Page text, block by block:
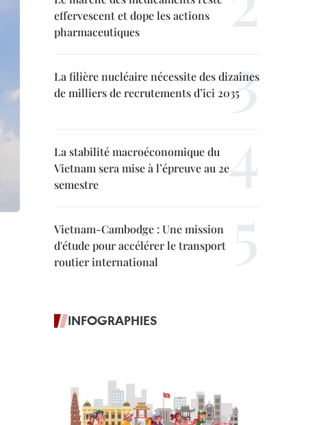
effervescent et dope les actions
pharmaceutiques
La filière nucléaire nécessite des dizaines
de milliers de recrutements d’ici 2035
La stabilité macroéconomique du
Vietnam sera mise à l’épreuve au 2e
semestre
Vietnam-Cambodge : Une mission
d'étude pour accélérer le transport
routier international
INFOGRAPHIES